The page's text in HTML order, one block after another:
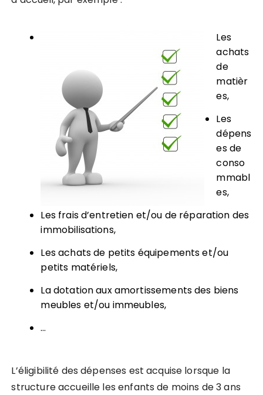
Les
achats
de
matièr
es,
Les
dépens
es de
conso
mmabl
es,
Les frais d’entretien et/ou de réparation des
immobilisations,
Les achats de petits équipements et/ou
petits matériels,
La dotation aux amortissements des biens
meubles et/ou immeubles,
…
L’éligibilité des dépenses est acquise lorsque la
structure accueille les enfants de moins de 3 ans